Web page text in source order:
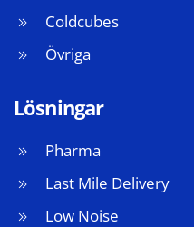
Coldcubes
Övriga
Lösningar
Pharma
Last Mile Delivery
Low Noise